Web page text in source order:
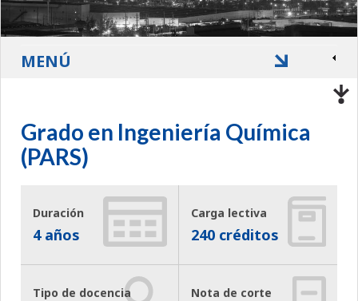
Grado en Ingeniería Química
(PARS)
Duración
4 años
Carga lectiva
240 créditos
Tipo de docencia
Nota de corte
MENÚ